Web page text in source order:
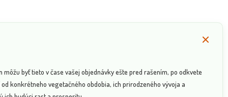
byť tieto v čase vašej objednávky ešte pred rašením, po odkvete
konkrétneho vegetačného obdobia, ich prirodzeného vývoja a